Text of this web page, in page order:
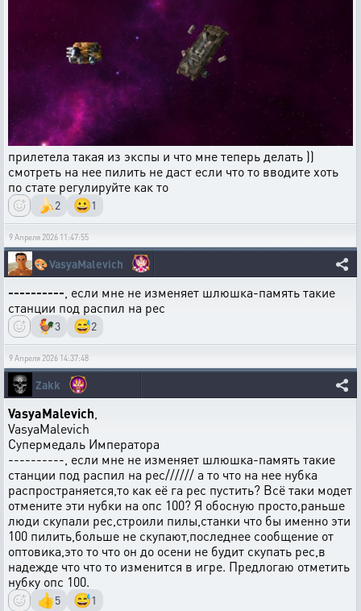
прилетела такая из экспы и что мне теперь делать ))
смотреть на нее пилить не даст если что то вводите хоть
по стате регулируйте как то
🍌2 😀1
9 Апреля 2026 11:47:55
🎨VasyaMalevich
---------- , если мне не изменяет шлюшка-память такие
станции под распил на рес
🐓3 😅2
9 Апреля 2026 14:37:48
Zakk
VasyaMalevich
VasyaMalevich
Супермедаль Императора
----------, если мне не изменяет шлюшка-память такие
станции под распил на рес////// а то что на нее нубка
распространяется,то как её га рес пустить? Всё таки модет
отмените эти нубки на опс 100? Я обосную просто,раньше
люди скупали рес,строили пилы,станки что бы именно эти
100 пилить,больше не скупают,последнее сообщение от
оптовика,это то что он до осени не будит скупать рес,в
надежде что что то изменится в игре. Предлогаю отметить
нубку опс 100.
👍5 😅1